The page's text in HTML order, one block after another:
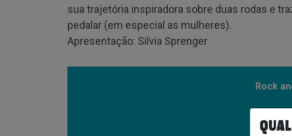
sua trajetória inspiradora sobre duas rodas e
pedalar (em especial as mulheres).
Apresentação: Silvia Sprenger
Rock